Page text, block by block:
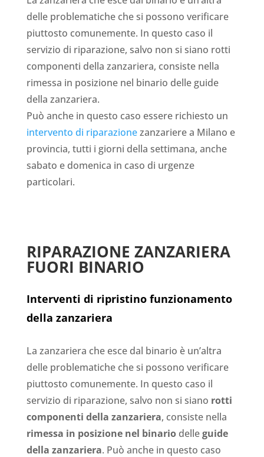
delle problematiche che si possono verificare
piuttosto comunemente. In questo caso il
servizio di riparazione, salvo non si siano rotti
componenti della zanzariera, consiste nella
rimessa in posizione nel binario delle guide
della zanzariera.
Può anche in questo caso essere richiesto un
intervento di riparazionezanzariere a Milano e
provincia, tutti i giorni della settimana, anche
sabato e domenica in caso di urgenze
particolari.
RIPARAZIONE ZANZARIERA
FUORI BINARIO
Interventi di ripristino funzionamento
della zanzariera
La zanzariera che esce dal binario è un’altra
delle problematiche che si possono verificare
piuttosto comunemente. In questo caso il
servizio di riparazione, salvo non si siano rotti
componenti della zanzariera, consiste nella
rimessa in posizione nel binariodelleguide
della zanzariera. Può anche in questo caso